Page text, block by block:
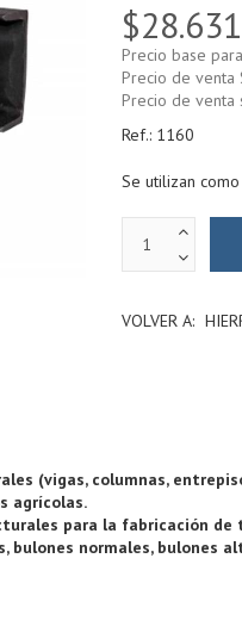
Precio base
Precio de venta
Precio de venta
Ref.: 1160
Se utilizan
VOLVER A:
(vigas, columnas,
agrícolas.
para la fabricación de
normales, bulones